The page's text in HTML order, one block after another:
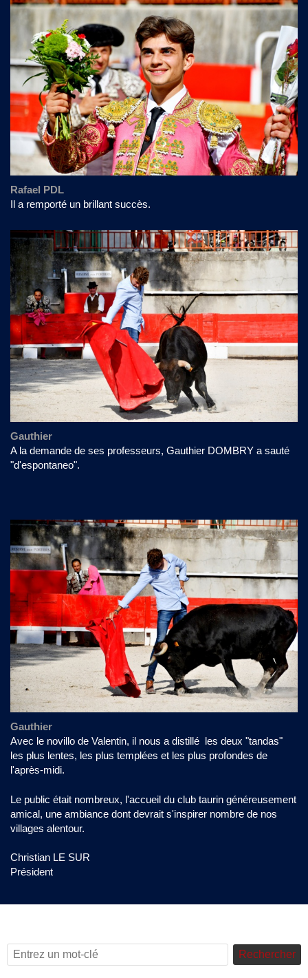
Rafael PDL
​Il a remporté un brillant succès.
Gauthier
A la demande de ses professeurs, Gauthier DOMBRY a sauté
"d'espontaneo".
Gauthier
Avec le novillo de Valentin, il nous a distillé les deux "tandas"
les plus lentes, les plus templées et les plus profondes de
l'après-midi.
Le public était nombreux, l'accueil du club taurin généreusement
amical, une ambiance dont devrait s'inspirer nombre de nos
villages alentour.
Christian LE SUR
Président
Rechercher